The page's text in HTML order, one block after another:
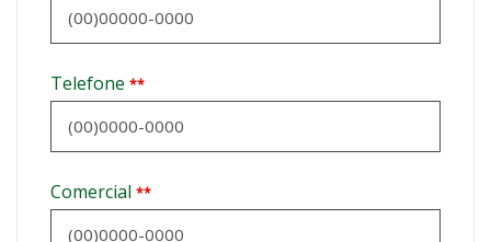
Telefone **
Comercial **